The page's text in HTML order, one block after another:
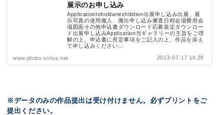
展示のお申し込み
Applicationtoholdanexhibition出展申し込み出展、展
示写真の使用搬入、搬出申し込み審査日程会場費用会
場図面その他申込書ダウンロード応募規定ダウンロー
ド出展申し込みApplication当ギャラリーの主旨をご理
解の上、申込書に所定事項をご記入の上、作品を添え
て申し込みください...
www.photo-sirius.net 2013-07-17 14:39
※データのみの作品提出は受け付けません。必ずプリントをご
提出ください。